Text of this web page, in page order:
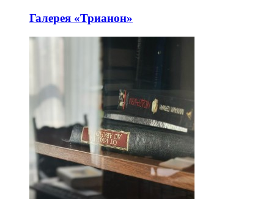
Галерея «Трианон»